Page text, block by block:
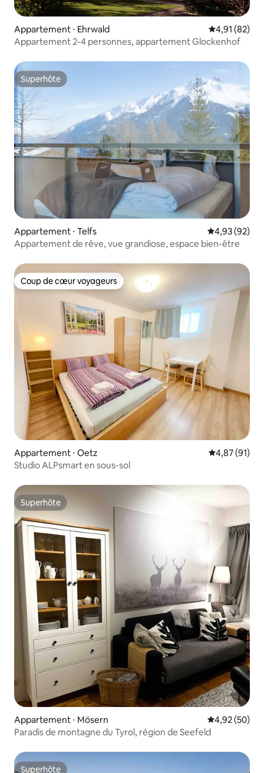
Appartement ⋅ Ehrwald Évaluation
4,91 (82)
Appartement 2-4 personnes, appartement Glockenhof
Superhôte
Superhôte
Appartement ⋅ Telfs Évaluation
4,93 (92)
Appartement de rêve, vue grandiose, espace bien-être
Coup de cœur voyageurs
Coup de cœur voyageurs
Appartement ⋅ Oetz Évaluation
4,87 (91)
Studio ALPsmart en sous-sol
Superhôte
Superhôte
Appartement ⋅ Mösern Évaluation
4,92 (50)
Paradis de montagne du Tyrol, région de Seefeld
Superhôte